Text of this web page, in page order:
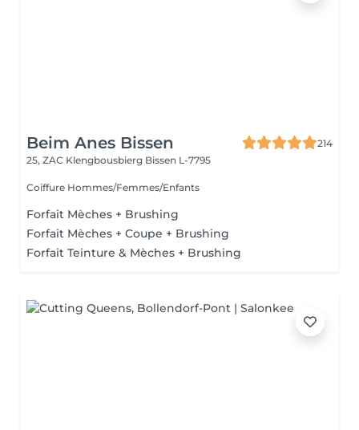
Beim Anes Bissen
214
25, ZAC Klengbousbierg Bissen L-7795
Coiffure Hommes/Femmes/Enfants
Forfait Mèches + Brushing
Forfait Mèches + Coupe + Brushing
Forfait Teinture & Mèches + Brushing